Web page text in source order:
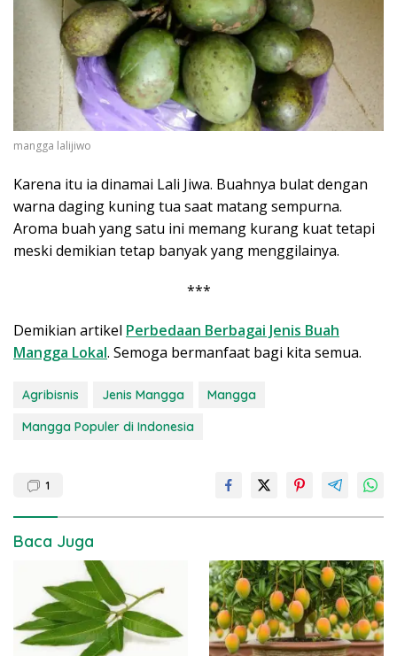
mangga lalijiwo
Karena itu ia dinamai Lali Jiwa. Buahnya bulat dengan
warna daging kuning tua saat matang sempurna.
Aroma buah yang satu ini memang kurang kuat tetapi
meski demikian tetap banyak yang menggilainya.
***
Demikian artikel Perbedaan Berbagai Jenis Buah
Mangga Lokal. Semoga bermanfaat bagi kita semua.
Agribisnis Jenis Mangga
Mangga
Mangga Populer di Indonesia
1
Baca Juga